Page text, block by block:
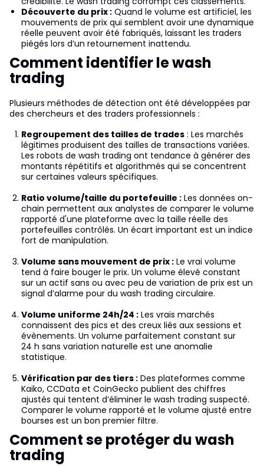
Découverte du prix : Quand le volume est artificiel, les
mouvements de prix qui semblent avoir une dynamique
réelle peuvent avoir été fabriqués, laissant les traders
piégés lors d’un retournement inattendu.
Comment identifier le wash
trading
Plusieurs méthodes de détection ont été développées par
des chercheurs et des traders professionnels :
Regroupement des tailles de trades : Les marchés
légitimes produisent des tailles de transactions variées.
Les robots de wash trading ont tendance à générer des
montants répétitifs et algorithmés qui se concentrent
sur certaines valeurs spécifiques.
Ratio volume/taille du portefeuille : Les données on-
chain permettent aux analystes de comparer le volume
rapporté d'une plateforme avec la taille réelle des
portefeuilles contrôlés. Un écart important est un indice
fort de manipulation.
Volume sans mouvement de prix : Le vrai volume
tend à faire bouger le prix. Un volume élevé constant
sur un actif sans ou avec peu de variation de prix est un
signal d’alarme pour du wash trading circulaire.
Volume uniforme 24h/24 : Les vrais marchés
connaissent des pics et des creux liés aux sessions et
évènements. Un volume parfaitement constant sur
24 h sans variation naturelle est une anomalie
statistique.
Vérification par des tiers : Des plateformes comme
Kaiko, CCData et CoinGecko publient des chiffres
ajustés qui tentent d’éliminer le wash trading suspecté.
Comparer le volume rapporté et le volume ajusté entre
bourses est un bon premier filtre.
Comment se protéger du wash
trading